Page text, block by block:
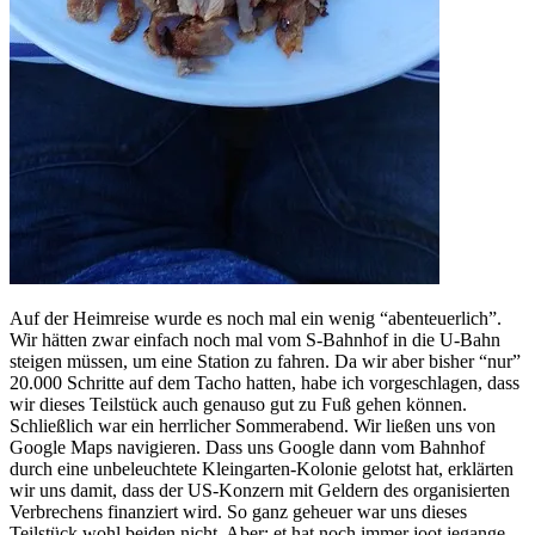
Auf der Heimreise wurde es noch mal ein wenig “abenteuerlich”.
Wir hätten zwar einfach noch mal vom S-Bahnhof in die U-Bahn
steigen müssen, um eine Station zu fahren. Da wir aber bisher “nur”
20.000 Schritte auf dem Tacho hatten, habe ich vorgeschlagen, dass
wir dieses Teilstück auch genauso gut zu Fuß gehen können.
Schließlich war ein herrlicher Sommerabend. Wir ließen uns von
Google Maps navigieren. Dass uns Google dann vom Bahnhof
durch eine unbeleuchtete Kleingarten-Kolonie gelotst hat, erklärten
wir uns damit, dass der US-Konzern mit Geldern des organisierten
Verbrechens finanziert wird. So ganz geheuer war uns dieses